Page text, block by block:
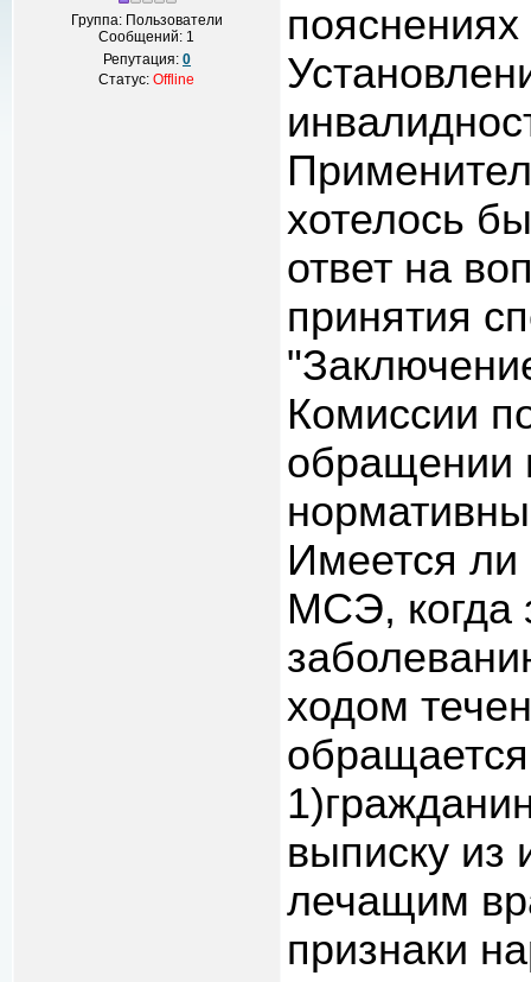
Группа: Пользователи
Сообщений: 1
Репутация: 0
Статус:Offline
хотелось
ответ на
принятия
Комиссии
обращении
Имеется ли
МСЭ, когда
ходом
выписку из
лечащим
признаки